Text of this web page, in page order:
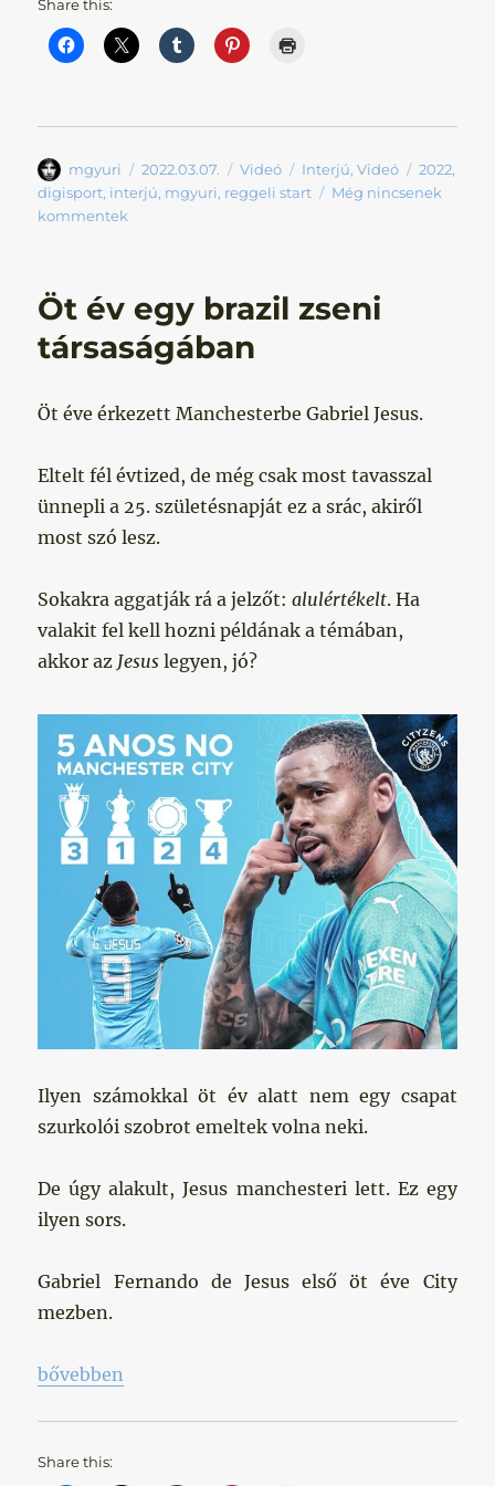
Share this:
Szerző
mgyuri Közzétéve
2022.03.07. Forma
Videó Kategória
Interjú,Videó Címke
2022,
digisport, interjú, mgyuri, reggeli start
Még nincsenek
kommentek
Öt év egy brazil zseni
társaságában
Öt éve érkezett Manchesterbe Gabriel Jesus.
Eltelt fél évtized, de még csak most tavasszal
ünnepli a 25. születésnapját ez a srác, akiről
most szó lesz.
Sokakra aggatják rá a jelzőt:alulértékelt. Ha
valakit fel kell hozni példának a témában,
akkor az Jesus legyen, jó?
Ilyen számokkal öt év alatt nem egy csapat
szurkolói szobrot emeltek volna neki.
De úgy alakult, Jesus manchesteri lett. Ez egy
ilyen sors.
Gabriel Fernando de Jesus első öt éve City
mezben.
„Öt év egy brazil zseni társaságában”
bővebben
Share this: